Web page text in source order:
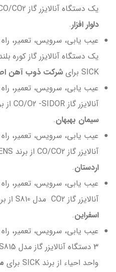
یک دستگاه آنالایزر گاز CO/CO2 از برند SICK برای
دلوار افزار.
عیب یابی، سرویس، تعمیر،
SICK برای
شرکت ذوب آهن
عیب یابی، سرویس، تعمیر،
آنالایزر گاز CO/O2 -SIDOR از برند SICK برای
سیمان بهبهان.
عیب یابی، سرویس، تعمیر،
آنالایزر گاز CO/CO2 از برند SIEMENS برای
اردستان.
عیب یابی، سرویس، تعمیر،
آنالایزر گاز CO2 مدل S810 از برند SICK برای
اسفراین.
عیب یابی، سرویس، تعمیر،
واحد احیاء از برند SICK برای